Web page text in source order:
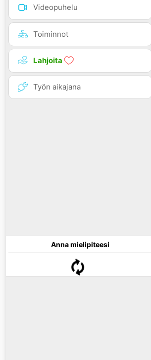
Videopuhelu
Toiminnot
Lahjoita
Työn aikajana
Anna mielipiteesi